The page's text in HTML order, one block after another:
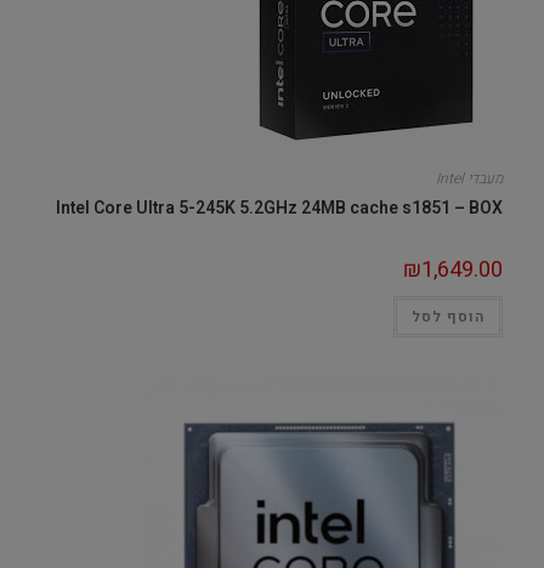
מעבדי Intel
Intel Core Ultra 5-245K 5.2GHz 24MB cache s1851 – BOX
₪1,649.00
הוסף לסל